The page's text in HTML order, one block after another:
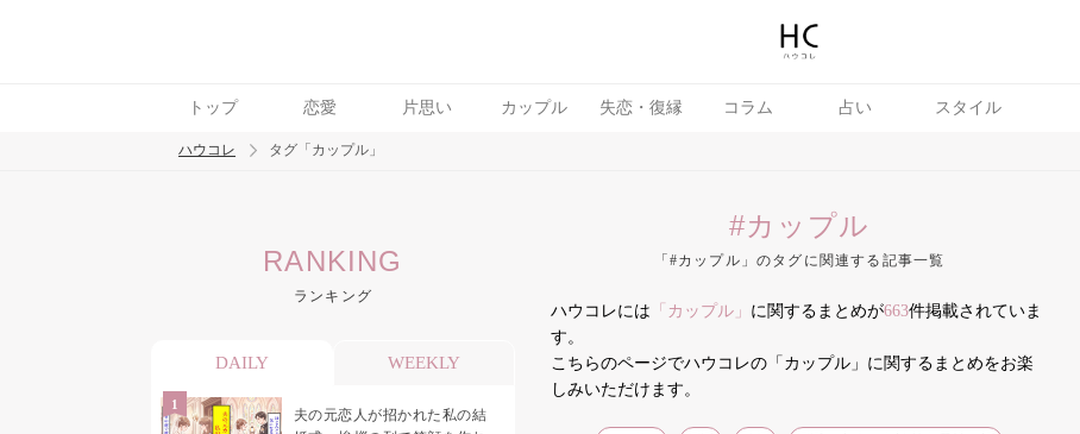
トップ 恋愛 片思い カップル 失恋・復縁 コラム 占い スタイル
トレンド ワード
モテテク 婚活
ハウコレ タグ「カップル」
RANKING
ランキング
DAILY WEEKLY
夫の元恋人が招かれた私の結
#カップル
「#カップル」のタグに関連する記事一覧
ハウコレには 「カップル」 に関するまとめが663件掲載されていま
す。
こちらのページでハウコレの「カップル」に関するまとめをお楽
しみいただけます。